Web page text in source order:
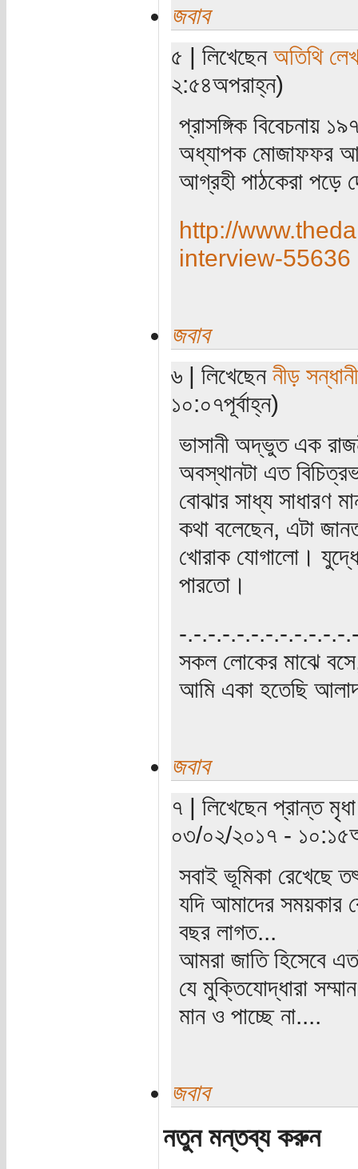
জবাব
৫ | লিখেছেন অতিথি
২:৫৪অপরাহ্ন)
প্রাসঙ্গিক বিবেচনায়
অধ্যাপক মোজাফফর
আগ্রহী পাঠকেরা পড়ে
http://
interview-55636
জবাব
৬ | লিখেছেন নীড় সন্ধানী
১০:০৭পূর্বাহ্ন)
ভাসানী অদ্ভুত এক
অবস্থানটা এত
বোঝার সাধ্য সাধারণ
কথা বলেছেন, এটা
খোরাক যোগালো।
পারতো।
‍‌-.-.-.-.-.-.-.-.-.-.-.-
সকল লোকের মাঝে
আমি একা হতেছি
জবাব
৭ | লিখেছেন প্রান্ত
০৩/০২/২০১৭ -
সবাই ভূমিকা রেখেছে
যদি আমাদের
বছর লাগত...
আমরা জাতি হিসেবে
যে মুক্তিযোদ্ধারা
মান ও পাচ্ছে না....
জবাব
নতুন মন্তব্য করুন